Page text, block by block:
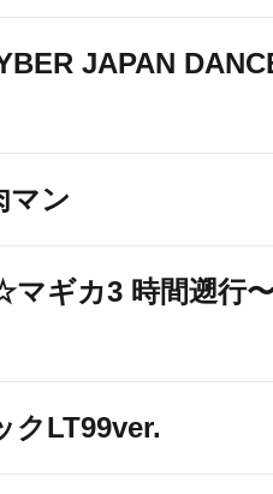
JAPAN
マン
ギカ3 時間遡行
クLT99ver.